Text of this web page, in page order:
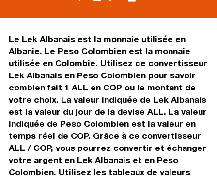
Le Lek Albanais est la monnaie utilisée en
Albanie. Le Peso Colombien est la monnaie
utilisée en Colombie. Utilisez ce convertisseur
Lek Albanais en Peso Colombien pour savoir
combien fait 1 ALL en COP ou le montant de
votre choix. La valeur indiquée de Lek Albanais
est la valeur du jour de la devise ALL. La valeur
indiquée de Peso Colombien est la valeur en
temps réel de COP. Grâce à ce convertisseur
ALL / COP, vous pourrez convertir et échanger
votre argent en Lek Albanais et en Peso
Colombien. Utilisez les tableaux de valeurs